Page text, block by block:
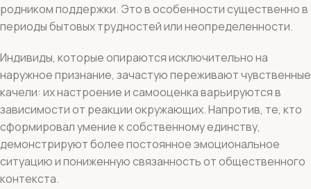
родником поддержки. Это в особенности существенно в
периоды бытовых трудностей или неопределенности.
Индивиды, которые опираются исключительно на
наружное признание, зачастую переживают чувственные
качели: их настроение и самооценка варьируются в
зависимости от реакции окружающих. Напротив, те, кто
сформировал умение к собственному единству,
демонстрируют более постоянное эмоциональное
ситуацию и пониженную связанность от общественного
контекста.